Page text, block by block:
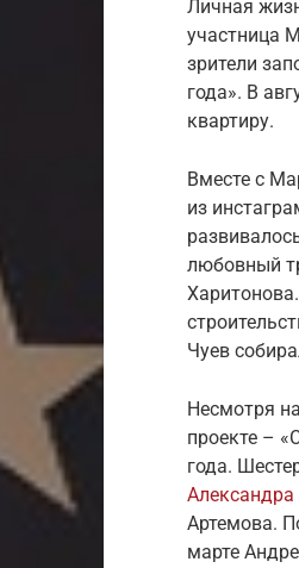
Личная
участница
зрители
года». В
квартиру.
Вместе с
из
любовный
Чуев
Несмотря
проекте –
года.
Александра
Артемова.
марте